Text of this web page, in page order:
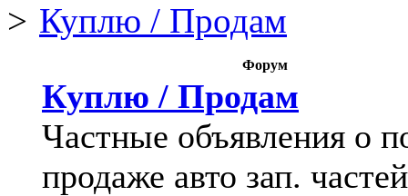
Куплю / Продам
Форум
Куплю / Продам
Частные объявления о
продаже авто зап.